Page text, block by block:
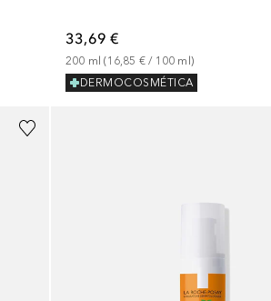
33,69 €
200 ml (16,85 € / 100 ml)
DERMOCOSMÉTICA